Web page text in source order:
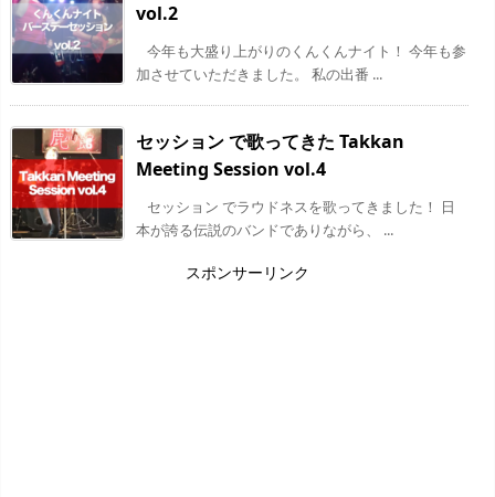
vol.2
今年も大盛り上がりのくんくんナイト！ 今年も参
加させていただきました。 私の出番 ...
セッション で歌ってきた Takkan
Meeting Session vol.4
セッション でラウドネスを歌ってきました！ 日
本が誇る伝説のバンドでありながら、 ...
スポンサーリンク